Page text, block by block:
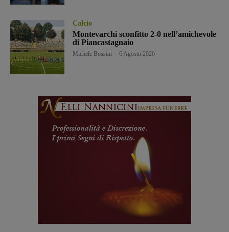
Calcio
Montevarchi sconfitto 2-0 nell’amichevole
di Piancastagnaio
Michele Bossini 6 Agosto 2026